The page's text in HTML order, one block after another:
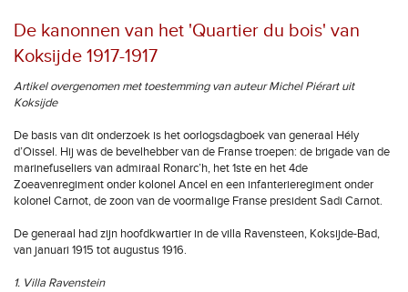
De kanonnen van het 'Quartier du bois' van
Koksijde 1917-1917
Artikel overgenomen met toestemming van auteur Michel Piérart uit
Koksijde
De basis van dit onderzoek is het oorlogsdagboek van generaal Hély
d’Oissel. Hij was de bevelhebber van de Franse troepen: de brigade van de
marinefuseliers van admiraal Ronarc’h, het 1ste en het 4de
Zoeavenregiment onder kolonel Ancel en een infanterieregiment onder
kolonel Carnot, de zoon van de voormalige Franse president Sadi Carnot.
De generaal had zijn hoofdkwartier in de villa Ravensteen, Koksijde-Bad,
van januari 1915 tot augustus 1916.
1. Villa Ravenstein